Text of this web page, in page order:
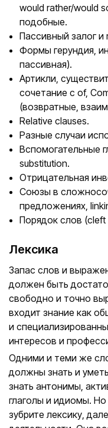
would rather/would
подобные.
Пассивный залог и
Формы герундия,
пассивная).
Артикли,
сочетание с of,
(возвратные,
Relative clauses.
Разные случаи
Вспомогательные
substitution.
Отрицательная
Союзы в
предложениях,
Порядок слов (cleft
Лексика
Запас слов и
должен быть
свободно и точно
входит знание как
и
интересов и
Одними и теми же
должны знать и
знать антонимы,
глаголы и идиомы.
зубрите лексику,